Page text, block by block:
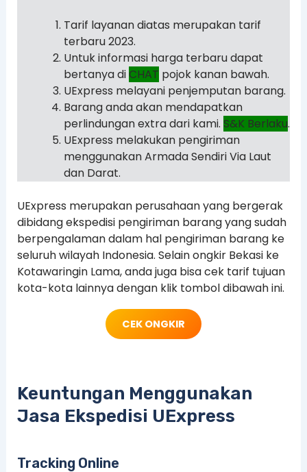
Tarif layanan diatas merupakan tarif
terbaru 2023.
Untuk informasi harga terbaru dapat
bertanya diCHAT pojok kanan bawah.
UExpress melayani penjemputan barang.
Barang anda akan mendapatkan
perlindungan extra dari kami. S&K Berlaku.
UExpress melakukan pengiriman
menggunakan Armada Sendiri Via Laut
dan Darat.
UExpress merupakan perusahaan yang bergerak
dibidang ekspedisi pengiriman barang yang sudah
berpengalaman dalam hal pengiriman barang ke
seluruh wilayah Indonesia. Selain ongkir Bekasi ke
Kotawaringin Lama, anda juga bisa cek tarif tujuan
kota-kota lainnya dengan klik tombol dibawah ini.
CEK ONGKIR
Keuntungan Menggunakan
Jasa Ekspedisi UExpress
Tracking Online